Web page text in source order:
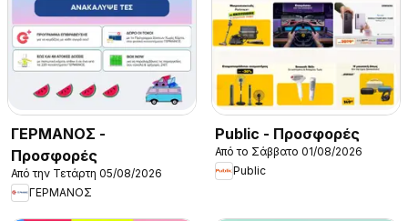
ΓΕΡΜΑΝΟΣ -
Προσφορές
Από την Τετάρτη 05/08/2026
ΓΕΡΜΑΝΟΣ
Public - Προσφορές
Από το Σάββατο 01/08/2026
Public